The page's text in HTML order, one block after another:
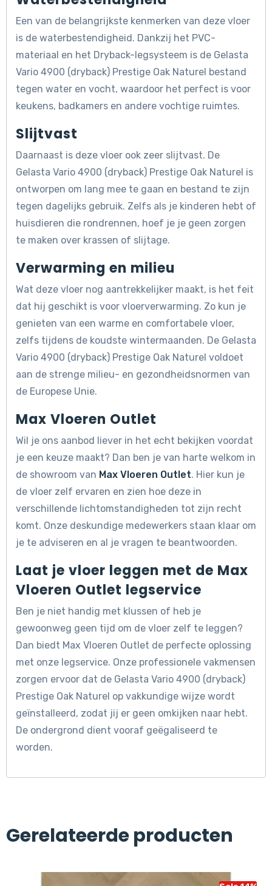
Een van de belangrijkste kenmerken van deze vloer
is de waterbestendigheid. Dankzij het PVC-
materiaal en het Dryback-legsysteem is de Gelasta
Vario 4900 (dryback) Prestige Oak Naturel bestand
tegen water en vocht, waardoor het perfect is voor
keukens, badkamers en andere vochtige ruimtes.
Slijtvast
Daarnaast is deze vloer ook zeer slijtvast. De
Gelasta Vario 4900 (dryback) Prestige Oak Naturel is
ontworpen om lang mee te gaan en bestand te zijn
tegen dagelijks gebruik. Zelfs als je kinderen hebt of
huisdieren die rondrennen, hoef je je geen zorgen
te maken over krassen of slijtage.
Verwarming en milieu
Wat deze vloer nog aantrekkelijker maakt, is het feit
dat hij geschikt is voor vloerverwarming. Zo kun je
genieten van een warme en comfortabele vloer,
zelfs tijdens de koudste wintermaanden. De Gelasta
Vario 4900 (dryback) Prestige Oak Naturel voldoet
aan de strenge milieu- en gezondheidsnormen van
de Europese Unie.
Max Vloeren Outlet
Wil je ons aanbod liever in het echt bekijken voordat
je een keuze maakt? Dan ben je van harte welkom in
de showroom van Max Vloeren Outlet. Hier kun je
de vloer zelf ervaren en zien hoe deze in
verschillende lichtomstandigheden tot zijn recht
komt. Onze deskundige medewerkers staan klaar om
je te adviseren en al je vragen te beantwoorden.
Laat je vloer leggen met de Max
Vloeren Outlet legservice
Ben je niet handig met klussen of heb je
gewoonweg geen tijd om de vloer zelf te leggen?
Dan biedt Max Vloeren Outlet de perfecte oplossing
met onze legservice. Onze professionele vakmensen
zorgen ervoor dat de Gelasta Vario 4900 (dryback)
Prestige Oak Naturel op vakkundige wijze wordt
geïnstalleerd, zodat jij er geen omkijken naar hebt.
De ondergrond dient vooraf geëgaliseerd te
worden.
Gerelateerde producten